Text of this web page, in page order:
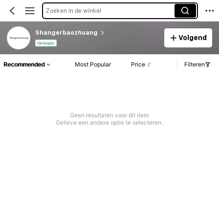
Zoeken in de winkel
Shangerbaozhuang
Verkoper
Volgend
Recommended Most Popular Price Filteren
Geen resultaten voor dit item
Gelieve een andere optie te selecteren.